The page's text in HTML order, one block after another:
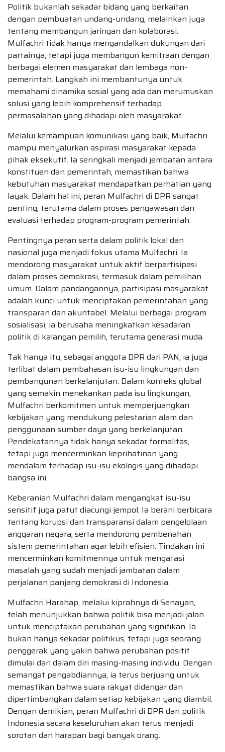
Politik bukanlah sekadar bidang yang berkaitan
dengan pembuatan undang-undang, melainkan juga
tentang membangun jaringan dan kolaborasi.
Mulfachri tidak hanya mengandalkan dukungan dari
partainya, tetapi juga membangun kemitraan dengan
berbagai elemen masyarakat dan lembaga non-
pemerintah. Langkah ini membantunya untuk
memahami dinamika sosial yang ada dan merumuskan
solusi yang lebih komprehensif terhadap
permasalahan yang dihadapi oleh masyarakat.
Melalui kemampuan komunikasi yang baik, Mulfachri
mampu menyalurkan aspirasi masyarakat kepada
pihak eksekutif. Ia seringkali menjadi jembatan antara
konstituen dan pemerintah, memastikan bahwa
kebutuhan masyarakat mendapatkan perhatian yang
layak. Dalam hal ini, peran Mulfachri di DPR sangat
penting, terutama dalam proses pengawasan dan
evaluasi terhadap program-program pemerintah.
Pentingnya peran serta dalam politik lokal dan
nasional juga menjadi fokus utama Mulfachri. Ia
mendorong masyarakat untuk aktif berpartisipasi
dalam proses demokrasi, termasuk dalam pemilihan
umum. Dalam pandangannya, partisipasi masyarakat
adalah kunci untuk menciptakan pemerintahan yang
transparan dan akuntabel. Melalui berbagai program
sosialisasi, ia berusaha meningkatkan kesadaran
politik di kalangan pemilih, terutama generasi muda.
Tak hanya itu, sebagai anggota DPR dari PAN, ia juga
terlibat dalam pembahasan isu-isu lingkungan dan
pembangunan berkelanjutan. Dalam konteks global
yang semakin menekankan pada isu lingkungan,
Mulfachri berkomitmen untuk memperjuangkan
kebijakan yang mendukung pelestarian alam dan
penggunaan sumber daya yang berkelanjutan.
Pendekatannya tidak hanya sekadar formalitas,
tetapi juga mencerminkan keprihatinan yang
mendalam terhadap isu-isu ekologis yang dihadapi
bangsa ini.
Keberanian Mulfachri dalam mengangkat isu-isu
sensitif juga patut diacungi jempol. Ia berani berbicara
tentang korupsi dan transparansi dalam pengelolaan
anggaran negara, serta mendorong pembenahan
sistem pemerintahan agar lebih efisien. Tindakan ini
mencerminkan komitmennya untuk mengatasi
masalah yang sudah menjadi jambatan dalam
perjalanan panjang demokrasi di Indonesia.
Mulfachri Harahap, melalui kiprahnya di Senayan,
telah menunjukkan bahwa politik bisa menjadi jalan
untuk menciptakan perubahan yang signifikan. Ia
bukan hanya sekadar politikus, tetapi juga seorang
penggerak yang yakin bahwa perubahan positif
dimulai dari dalam diri masing-masing individu. Dengan
semangat pengabdiannya, ia terus berjuang untuk
memastikan bahwa suara rakyat didengar dan
dipertimbangkan dalam setiap kebijakan yang diambil.
Dengan demikian, peran Mulfachri di DPR dan politik
Indonesia secara keseluruhan akan terus menjadi
sorotan dan harapan bagi banyak orang.